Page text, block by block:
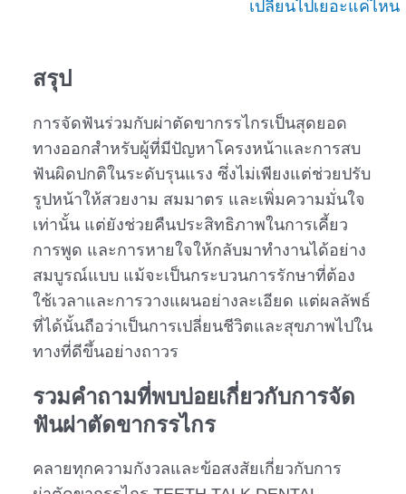
สรุป
การจัดฟันร่วมกับผ่าตัดขากรรไกรเป็นสุดยอด
ทางออกสำหรับผู้ที่มีปัญหาโครงหน้าและการสบ
ฟันผิดปกติในระดับรุนแรง ซึ่งไม่เพียงแต่ช่วยปรับ
รูปหน้าให้สวยงาม สมมาตร และเพิ่มความมั่นใจ
เท่านั้น แต่ยังช่วยคืนประสิทธิภาพในการเคี้ยว
การพูด และการหายใจให้กลับมาทำงานได้อย่าง
สมบูรณ์แบบ แม้จะเป็นกระบวนการรักษาที่ต้อง
ใช้เวลาและการวางแผนอย่างละเอียด แต่ผลลัพธ์
ที่ได้นั้นถือว่าเป็นการเปลี่ยนชีวิตและสุขภาพไปใน
ทางที่ดีขึ้นอย่างถาวร
รวมคำถามที่พบบ่อยเกี่ยวกับการจัด
ฟันผ่าตัดขากรรไกร
คลายทุกความกังวลและข้อสงสัยเกี่ยวกับการ